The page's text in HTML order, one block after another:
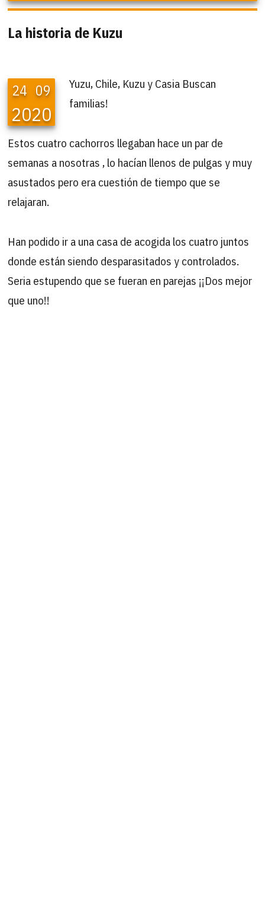
La historia de Kuzu
24 09
2020
Yuzu, Chile, Kuzu y Casia Buscan
familias!
Estos cuatro cachorros llegaban hace un par de
semanas a nosotras , lo hacían llenos de pulgas y muy
asustados pero era cuestión de tiempo que se
relajaran.
Han podido ir a una casa de acogida los cuatro juntos
donde están siendo desparasitados y controlados.
Seria estupendo que se fueran en parejas ¡¡Dos mejor
que uno!!